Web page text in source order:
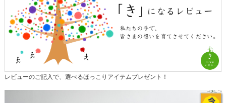
レビューのご記入で、選べるほっこりアイテムプレゼント！